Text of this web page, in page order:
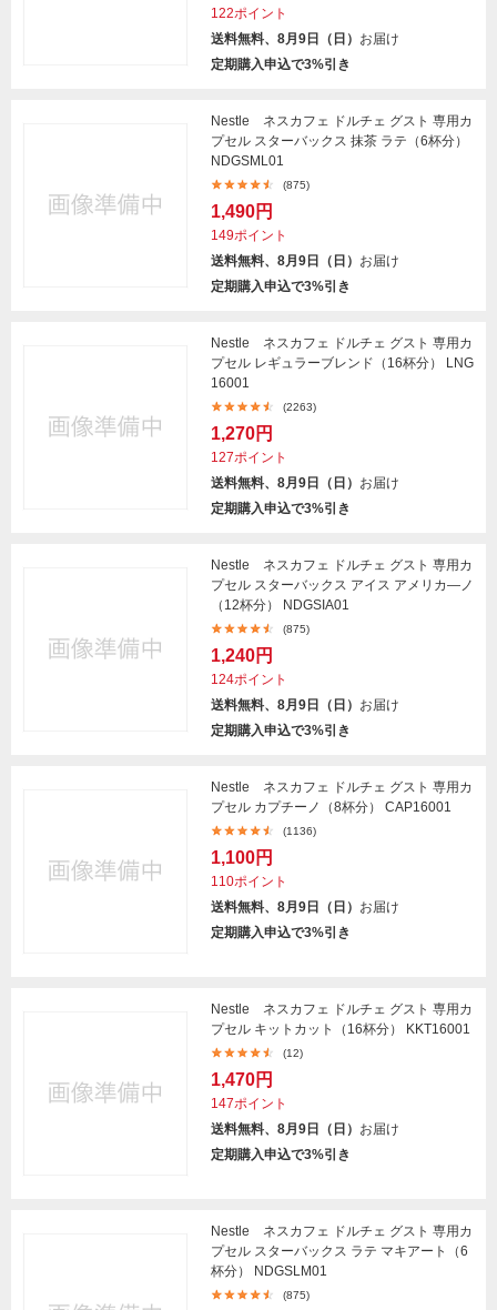
122ポイント
送料無料、8月9日（日） お届け
定期購入申込で3%引き
Nestle ネスカフェ ドルチェ グスト 専用カ
プセル スターバックス 抹茶 ラテ（6杯分）
NDGSML01
(875)
1,490円
149ポイント
送料無料、8月9日（日） お届け
定期購入申込で3%引き
Nestle ネスカフェ ドルチェ グスト 専用カ
プセル レギュラーブレンド（16杯分） LNG
16001
(2263)
1,270円
127ポイント
送料無料、8月9日（日） お届け
定期購入申込で3%引き
Nestle ネスカフェ ドルチェ グスト 専用カ
プセル スターバックス アイス アメリカ―ノ
（12杯分） NDGSIA01
(875)
1,240円
124ポイント
送料無料、8月9日（日） お届け
定期購入申込で3%引き
Nestle ネスカフェ ドルチェ グスト 専用カ
プセル カプチーノ（8杯分） CAP16001
(1136)
1,100円
110ポイント
送料無料、8月9日（日） お届け
定期購入申込で3%引き
Nestle ネスカフェ ドルチェ グスト 専用カ
プセル キットカット（16杯分） KKT16001
(12)
1,470円
147ポイント
送料無料、8月9日（日） お届け
定期購入申込で3%引き
Nestle ネスカフェ ドルチェ グスト 専用カ
プセル スターバックス ラテ マキアート（6
杯分） NDGSLM01
(875)